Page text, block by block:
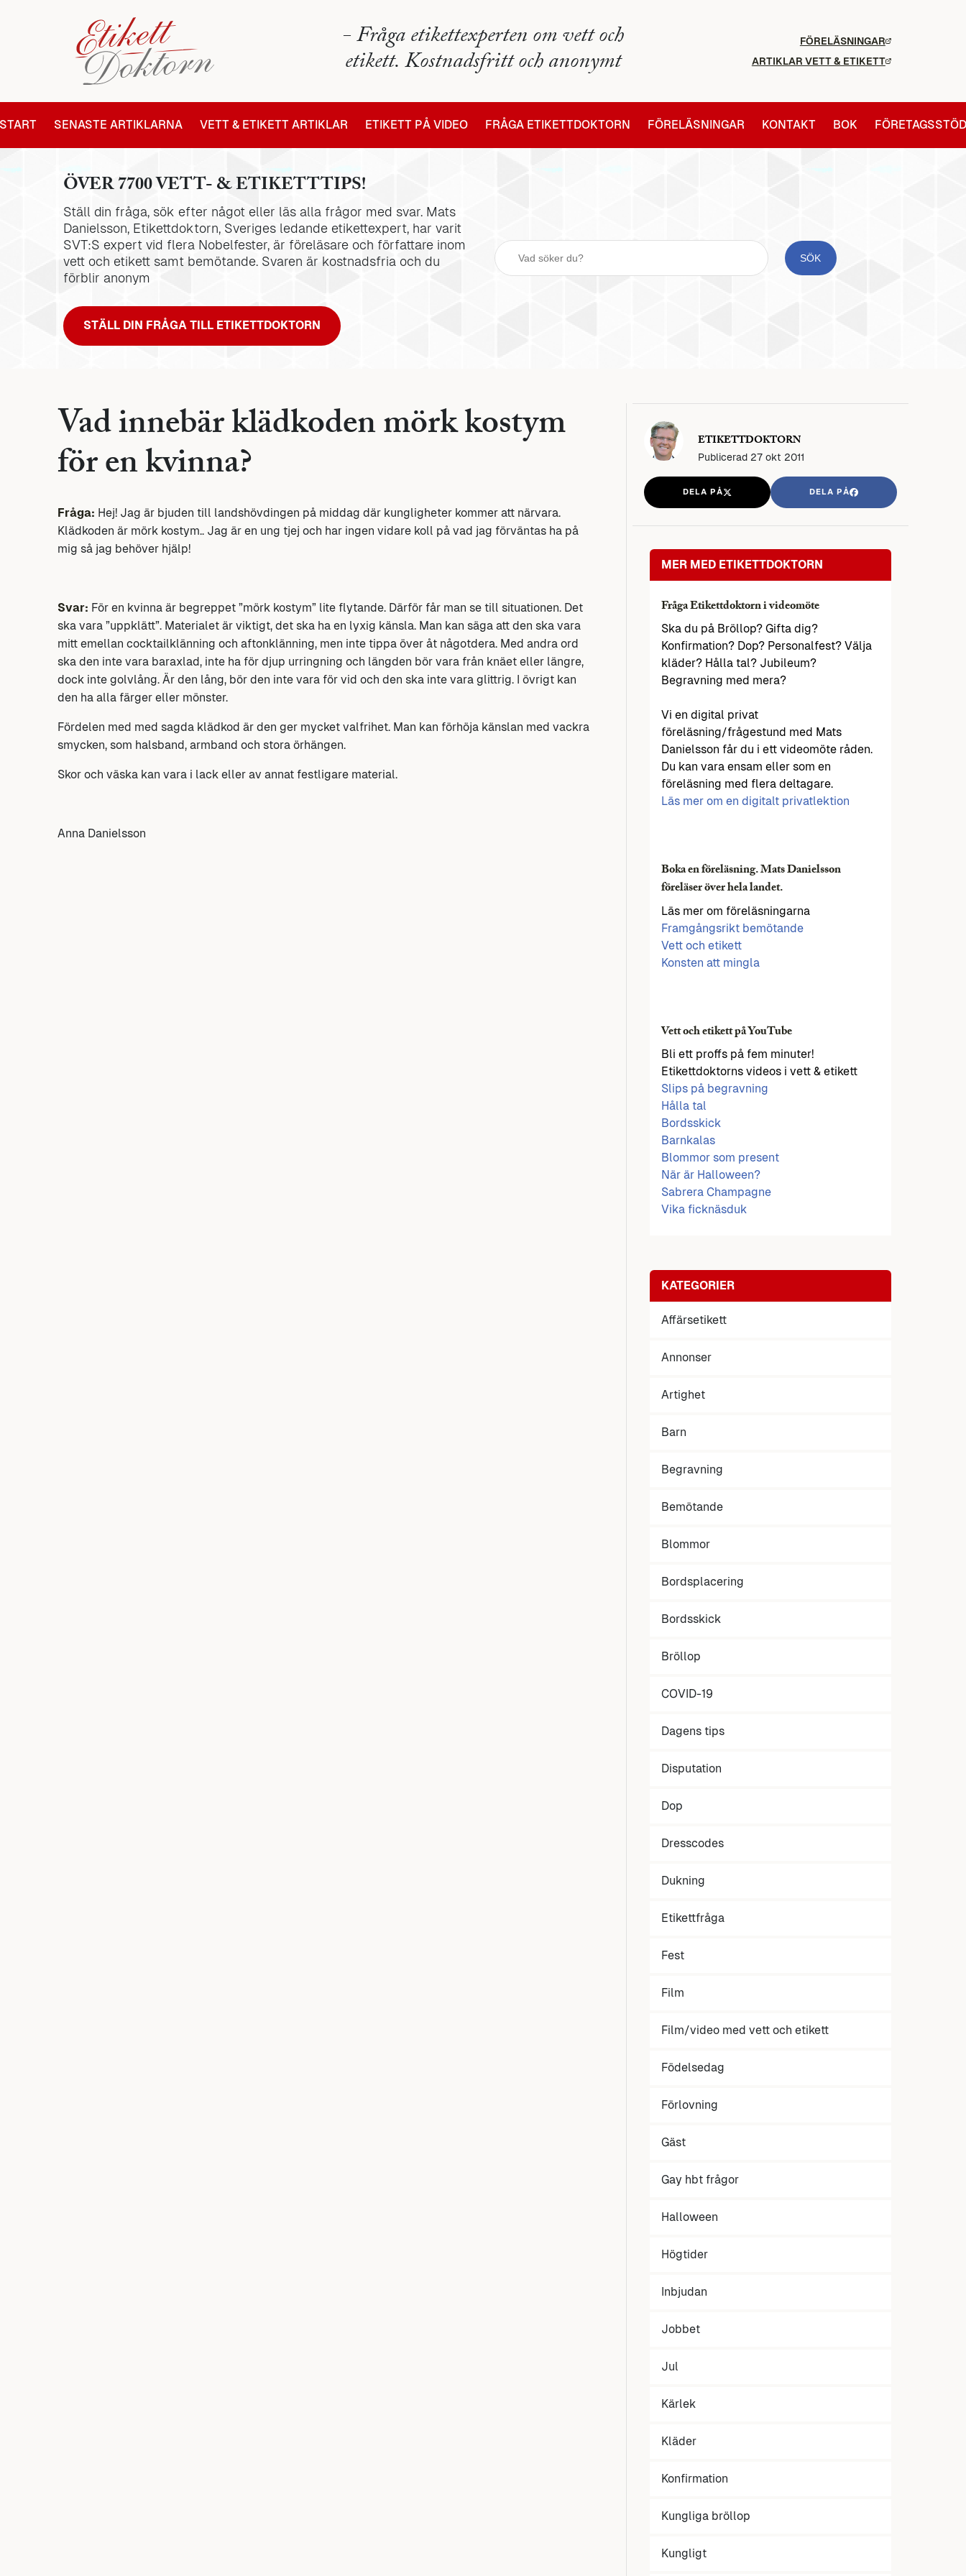
- Fråga etikettexperten om vett och
etikett. Kostnadsfritt och anonymt
FÖRELÄSNINGAR
ARTIKLAR VETT & ETIKETT
START SENASTE ARTIKLARNA VETT & ETIKETT ARTIKLAR ETIKETT PÅ VIDEO FRÅGA ETIKETTDOKTORN FÖRELÄSNINGAR KONTAKT BOK FÖRETAGSSTÖD
ÖVER 7700 VETT- & ETIKETTTIPS!
Ställ din fråga, sök efter något eller läs alla frågor med svar. Mats
Danielsson, Etikettdoktorn, Sveriges ledande etikettexpert, har varit
SVT:S expert vid flera Nobelfester, är föreläsare och författare inom
vett och etikett samt bemötande. Svaren är kostnadsfria och du
förblir anonym
STÄLL DIN FRÅGA TILL ETIKETTDOKTORN
Vad innebär klädkoden mörk kostym
för en kvinna?
Fråga: Hej! Jag är bjuden till landshövdingen på middag där kungligheter kommer att närvara.
Klädkoden är mörk kostym.. Jag är en ung tjej och har ingen vidare koll på vad jag förväntas ha på
mig så jag behöver hjälp!
Svar: För en kvinna är begreppet ”mörk kostym” lite flytande. Därför får man se till situationen. Det
ska vara ”uppklätt”. Materialet är viktigt, det ska ha en lyxig känsla. Man kan säga att den ska vara
mitt emellan cocktailklänning och aftonklänning, men inte tippa över åt någotdera. Med andra ord
ska den inte vara baraxlad, inte ha för djup urringning och längden bör vara från knäet eller längre,
dock inte golvlång. Är den lång, bör den inte vara för vid och den ska inte vara glittrig. I övrigt kan
den ha alla färger eller mönster.
Fördelen med med sagda klädkod är den ger mycket valfrihet. Man kan förhöja känslan med vackra
smycken, som halsband, armband och stora örhängen.
Skor och väska kan vara i lack eller av annat festligare material.
Anna Danielsson
ETIKETTDOKTORN
Publicerad 27 okt 2011
DELA PÅ DELA PÅ
MER MED ETIKETTDOKTORN
Fråga Etikettdoktorn i videomöte
Ska du på Bröllop? Gifta dig?
Konfirmation? Dop? Personalfest? Välja
kläder? Hålla tal? Jubileum?
Begravning med mera?
Vi en digital privat
föreläsning/frågestund med Mats
Danielsson får du i ett videomöte råden.
Du kan vara ensam eller som en
föreläsning med flera deltagare.
Läs mer om en digitalt privatlektion
Boka en föreläsning. Mats Danielsson
föreläser över hela landet.
Läs mer om föreläsningarna
Framgångsrikt bemötande
Vett och etikett
Konsten att mingla
Vett och etikett på YouTube
Bli ett proffs på fem minuter!
Etikettdoktorns videos i vett & etikett
Slips på begravning
Hålla tal
Bordsskick
Barnkalas
Blommor som present
När är Halloween?
Sabrera Champagne
Vika ficknäsduk
KATEGORIER
Affärsetikett
Annonser
Artighet
Barn
Begravning
Bemötande
Blommor
Bordsplacering
Bordsskick
Bröllop
COVID-19
Dagens tips
Disputation
Dop
Dresscodes
Dukning
Etikettfråga
Fest
Film
Film/video med vett och etikett
Födelsedag
Förlovning
Gäst
Gay hbt frågor
Halloween
Högtider
Inbjudan
Jobbet
Jul
Kärlek
Kläder
Konfirmation
Kungliga bröllop
Kungligt